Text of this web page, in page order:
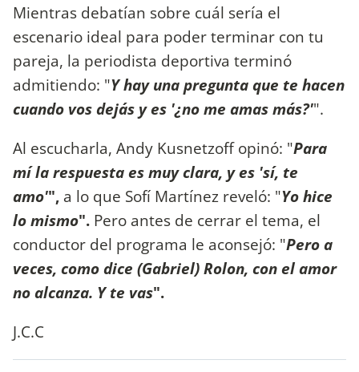
Mientras debatían sobre cuál sería el
escenario ideal para poder terminar con tu
pareja, la periodista deportiva terminó
admitiendo: "Y hay una pregunta que te hacen
cuando vos dejás y es '¿no me amas más?'".
Al escucharla, Andy Kusnetzoff opinó: "Para
mí la respuesta es muy clara, y es 'sí, te
amo'", a lo que Sofí Martínez reveló: "Yo hice
lo mismo". Pero antes de cerrar el tema, el
conductor del programa le aconsejó: "Pero a
veces, como dice (Gabriel) Rolon, con el amor
no alcanza. Y te vas".
J.C.C